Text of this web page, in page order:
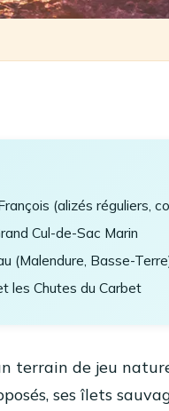
(alizés réguliers,
Cul-de-Sac Marin
(Malendure, Basse-
les Chutes du Carbet
terrain de jeu
ses îlets